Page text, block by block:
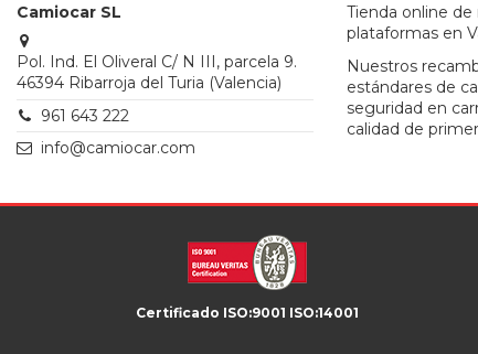
Camiocar SL
Pol. Ind. El Oliveral C/ N III, parcela 9.
46394 Ribarroja del Turia (Valencia)
961 643 222
info@camiocar.com
Tienda online
plataformas en
Nuestros
estándares de
seguridad en
calidad de
Certificado ISO:9001 ISO:14001